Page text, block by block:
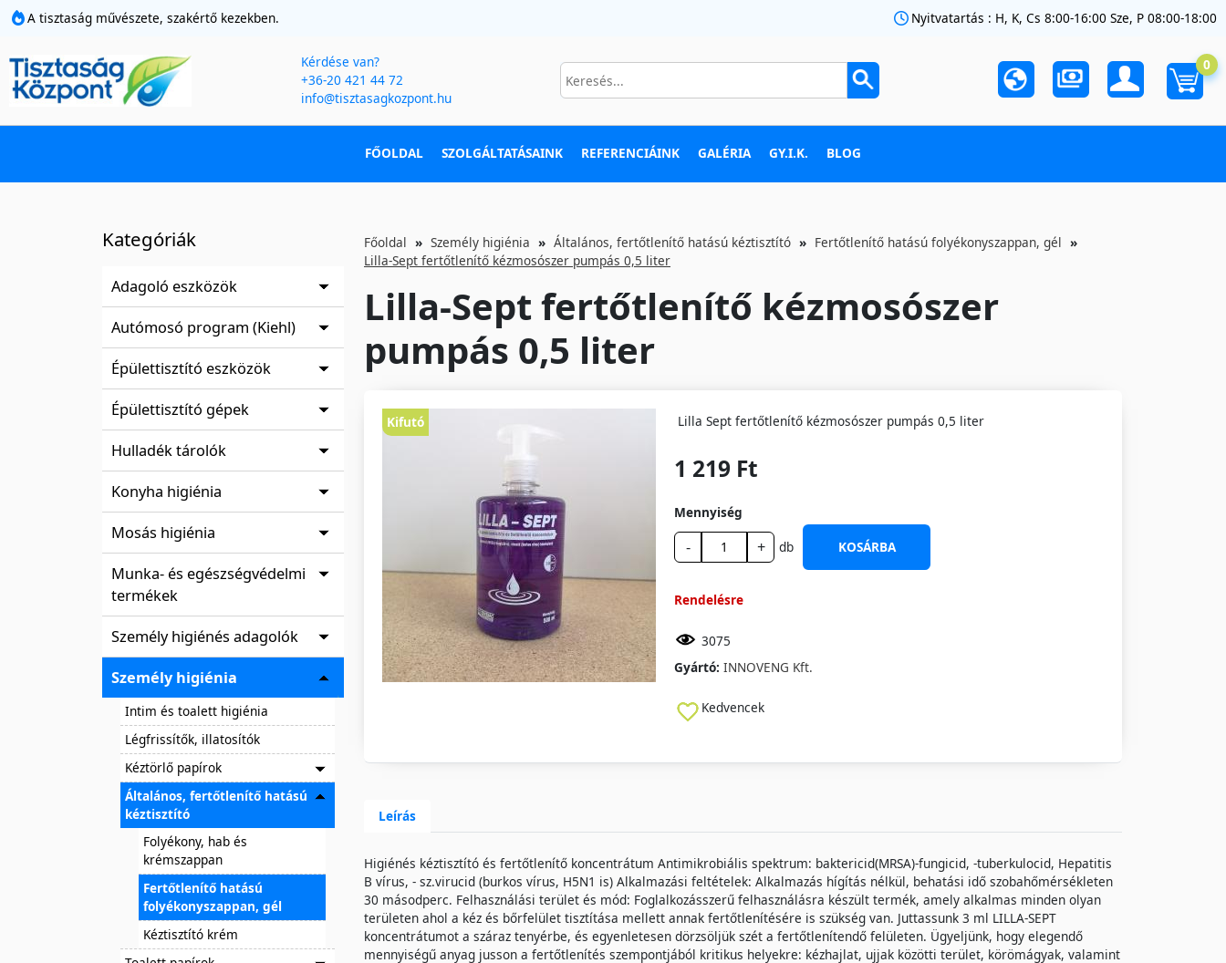
A tisztaság művészete, szakértő kezekben. Nyitvatartás : H, K, Cs 8:00-16:00 Sze, P 08:00-18:00
Kérdése van?
+36-20 421 44 72
info@tisztasagkozpont.hu
0
FŐOLDAL SZOLGÁLTATÁSAINK REFERENCIÁINK GALÉRIA GY.I.K. BLOG
Kategóriák
Adagoló eszközök
Autómosó program (Kiehl)
Épülettisztító eszközök
Épülettisztító gépek
Hulladék tárolók
Konyha higiénia
Mosás higiénia
Munka- és egészségvédelmi
termékek
Személy higiénés adagolók
Személy higiénia
Intim és toalett higiénia
Légfrissítők, illatosítók
Kéztörlő papírok
Általános, fertőtlenítő hatású
kéztisztító
Folyékony, hab és
krémszappan
Fertőtlenítő hatású
folyékonyszappan, gél
Kéztisztító krém
Főoldal Személy higiénia Általános, fertőtlenítő hatású kéztisztító
Fertőtlenítő hatású folyékonyszappan, gél
Lilla-Sept fertőtlenítő kézmosószer pumpás 0,5 liter
Lilla-Sept fertőtlenítő kézmosószer
pumpás 0,5 liter
Kifutó Lilla Sept fertőtlenítő kézmosószer pumpás 0,5 liter
1 219 Ft
Mennyiség
- + db KOSÁRBA
Rendelésre
3075
Gyártó: INNOVENG Kft.
Kedvencek
Leírás
Higiénés kéztisztító és fertőtlenítő koncentrátum Antimikrobiális spektrum: baktericid(MRSA)-fungicid, -tuberkulocid, Hepatitis
B vírus, - sz.virucid (burkos vírus, H5N1 is) Alkalmazási feltételek: Alkalmazás hígítás nélkül, behatási idő szobahőmérsékleten
30 másodperc. Felhasználási terület és mód: Foglalkozásszerű felhasználásra készült termék, amely alkalmas minden olyan
területen ahol a kéz és bőrfelület tisztítása mellett annak fertőtlenítésére is szükség van. Juttassunk 3 ml LILLA-SEPT
koncentrátumot a száraz tenyérbe, és egyenletesen dörzsöljük szét a fertőtlenítendő felületen. Ügyeljünk, hogy elegendő
mennyiségű anyag jusson a fertőtlenítés szempontjából kritikus helyekre: kézhajlat, ujjak közötti terület, körömágyak, valamint